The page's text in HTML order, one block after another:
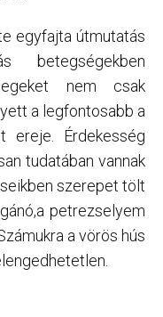
egyfajta útmutatás
nem csak
a legfontosabb a
Érdekesség
tudatában vannak
szerepet tölt
petrezselyem
a vörös hús